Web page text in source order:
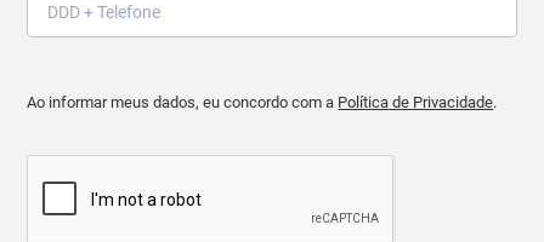
Ao informar meus dados, eu concordo com a Política de Privacidade.